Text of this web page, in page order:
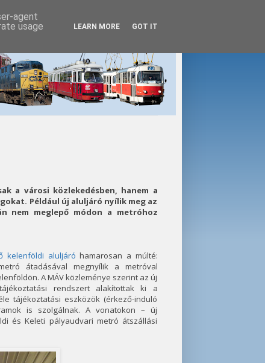
a városi közlekedésben, hanem a
Például új aluljáró nyílik meg az
nem meglepő módon a metróhoz
kelenföldi aluljáró hamarosan a múlté:
átadásával megnyílik a metróval
A MÁV közleménye szerint az új
rendszert alakítottak ki a
tájékoztatási eszközök (érkező-induló
is szolgálnak. A vonatokon – új
és Keleti pályaudvari metró átszállási
agent
usage
LEARN MORE GOT IT